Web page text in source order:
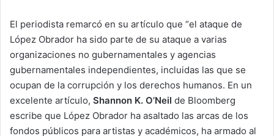
El periodista remarcó en su artículo que “el ataque de
López Obrador ha sido parte de su ataque a varias
organizaciones no gubernamentales y agencias
gubernamentales independientes, incluidas las que se
ocupan de la corrupción y los derechos humanos. En un
excelente artículo, Shannon K. O’Neil de Bloomberg
escribe que López Obrador ha asaltado las arcas de los
fondos públicos para artistas y académicos, ha armado al